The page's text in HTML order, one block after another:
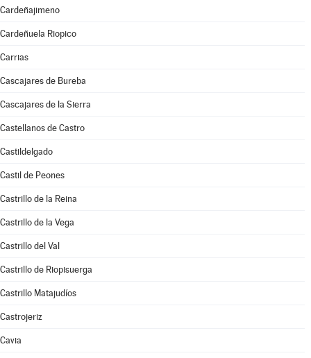
Cardeñajimeno
Cardeñuela Riopico
Carrias
Cascajares de Bureba
Cascajares de la Sierra
Castellanos de Castro
Castildelgado
Castil de Peones
Castrillo de la Reina
Castrillo de la Vega
Castrillo del Val
Castrillo de Riopisuerga
Castrillo Matajudíos
Castrojeriz
Cavia